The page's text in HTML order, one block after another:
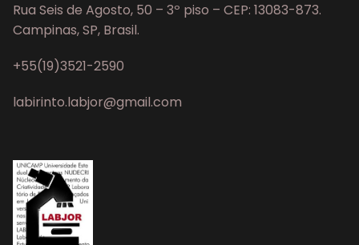
Rua Seis de Agosto, 50 – 3º piso – CEP: 13083-873.
Campinas, SP, Brasil.
+55(19)3521-2590
labirinto.labjor@gmail.com